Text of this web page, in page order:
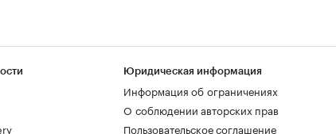
Юридическая информация
Информация об ограничениях
О соблюдении авторских прав
Пользовательское соглашение